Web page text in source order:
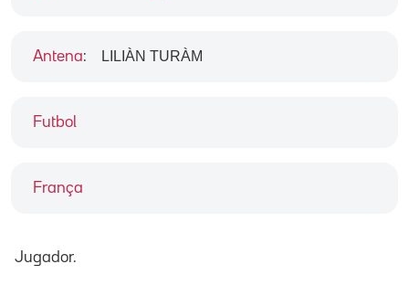
Futbol
França
Antena: LILIÀN TURÀM
Jugador.